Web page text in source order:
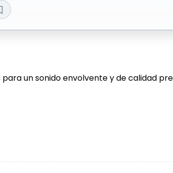
un sonido envolvente y de calidad